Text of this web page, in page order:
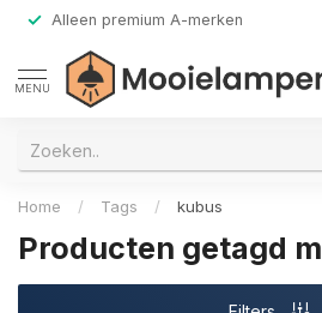
Alleen premium A-merken
MENU
Home / Tags / kubus
Producten getagd